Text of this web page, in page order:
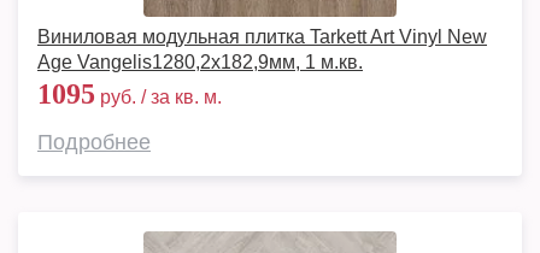
Виниловая модульная плитка Tarkett Art Vinyl New
Age Vangelis1280,2х182,9мм, 1 м.кв.
1095 руб. / за кв. м.
Подробнее